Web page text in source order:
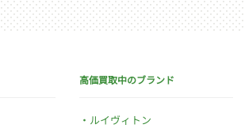
高価買取中のブランド
ルイヴィトン